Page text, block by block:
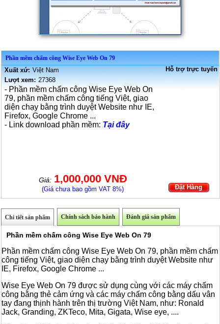
Phần mềm chấm công Wise Eye Web On 79
Xuất xứ: Việt Nam
Lượt xem: 27368
- Phần mềm chấm công Wise Eye Web On
79, phần mềm chấm công tiếng Việt, giao
diện chạy bằng trình duyệt Website như IE,
Firefox, Google Chrome ...
- Link download phần mềm: Tại đây
Giá: 1,000,000 VNĐ
(Giá chưa bao gồm VAT 8%)
Hỗ trợ trực tuyến
Đặt Hàng
Chi tiết sản phẩm Chính sách bảo hành Đánh giá sản phẩm
Phần mềm chấm công Wise Eye Web On 79
Phần mềm chấm công Wise Eye Web On 79, phần mềm chấm
công tiếng Việt, giao diện chạy bằng trình duyệt Website như
IE, Firefox, Google Chrome ...
Wise Eye Web On 79 được sử dụng cùng với các máy chấm
công bằng thẻ cảm ứng và các máy chấm công bằng dấu vân
tay đang thịnh hành trên thị trường Việt Nam, như: Ronald
Jack, Granding, ZKTeco, Mita, Gigata, Wise eye, ....